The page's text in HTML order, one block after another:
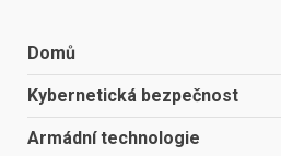
Domů
Kybernetická bezpečnost
Armádní technologie